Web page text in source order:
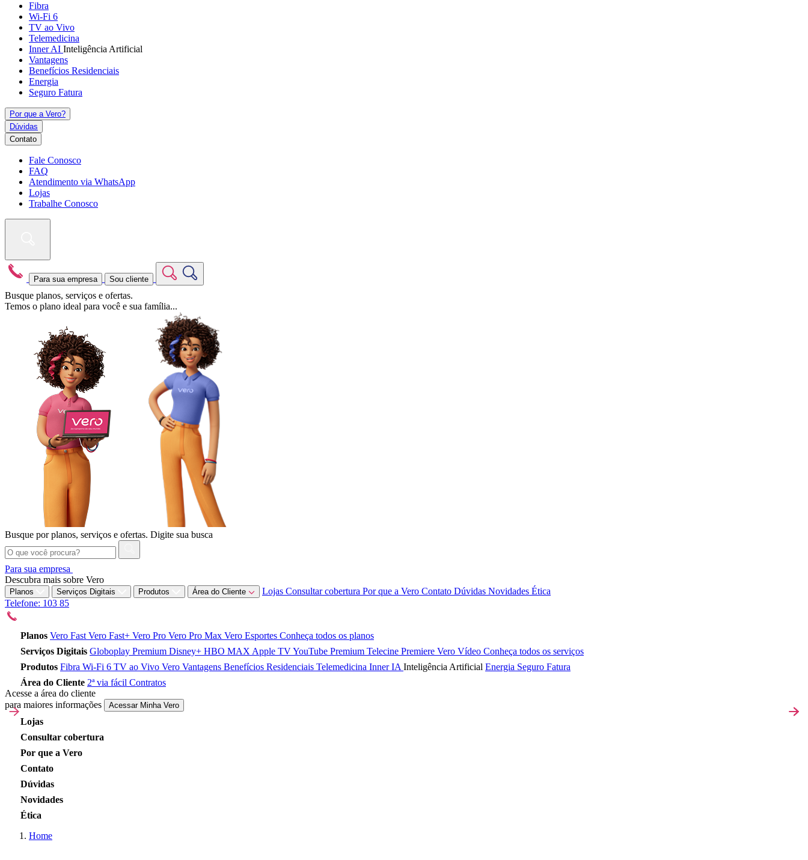
Fibra
Wi-Fi 6
TV ao Vivo
Telemedicina
Inner AI Inteligência Artificial
Vantagens
Benefícios Residenciais
Energia
Seguro Fatura
Por que a Vero?
Dúvidas
Contato
Fale Conosco
FAQ
Atendimento via WhatsApp
Lojas
Trabalhe Conosco
Para sua empresa Sou cliente
Busque planos, serviços e ofertas.
Temos o plano ideal para você e sua família...
Busque por planos, serviços e ofertas. Digite sua busca
Para sua empresa
Descubra mais sobre Vero
Planos Serviços Digitais Produtos Área do Cliente Lojas Consultar cobertura Por que a Vero Contato Dúvidas Novidades Ética
Telefone: 103 85
Planos Vero Fast Vero Fast+ Vero Pro Vero Pro Max Vero Esportes Conheça todos os planos
Serviços Digitais Globoplay Premium Disney+ HBO MAX Apple TVYouTube Premium Telecine Premiere Vero Vídeo Conheça todos os serviços
Produtos Fibra Wi-Fi 6 TV ao Vivo Vero Vantagens Benefícios Residenciais Telemedicina Inner IA Inteligência Artificial Energia Seguro Fatura
Área do Cliente 2ª via fácil Contratos
Acesse a área do cliente
para maiores informações
Acessar Minha Vero
Lojas
Consultar cobertura
Por que a Vero
Contato
Dúvidas
Novidades
Ética
Home